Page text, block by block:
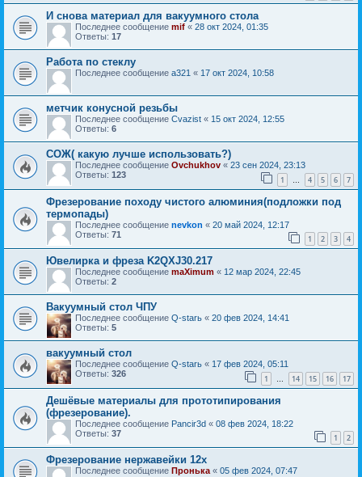
И снова материал для вакуумного стола
Последнее сообщение mif « 28 окт 2024, 01:35
Ответы: 17
Работа по стеклу
Последнее сообщение a321 « 17 окт 2024, 10:58
метчик конусной резьбы
Последнее сообщение Cvazist « 15 окт 2024, 12:55
Ответы: 6
COЖ( какую лучше использовать?)
Последнее сообщение Ovchukhov « 23 сен 2024, 23:13
Ответы: 123 1 … 4 5 6 7
Фрезерование походу чистого алюминия(подложки под
термопады)
Последнее сообщение nevkon « 20 май 2024, 12:17
Ответы: 71 1 2 3 4
Ювелирка и фреза K2QXJ30.217
Последнее сообщение maXimum « 12 мар 2024, 22:45
Ответы: 2
Вакуумный стол ЧПУ
Последнее сообщение Q-starь « 20 фев 2024, 14:41
Ответы: 5
вакуумный стол
Последнее сообщение Q-starь « 17 фев 2024, 05:11
Ответы: 326 1 … 14 15 16 17
Дешёвые материалы для прототипирования
(фрезерование).
Последнее сообщение Pancir3d « 08 фев 2024, 18:22
Ответы: 37 1 2
Фрезерование нержавейки 12х
Последнее сообщение Пронька« 05 фев 2024, 07:47